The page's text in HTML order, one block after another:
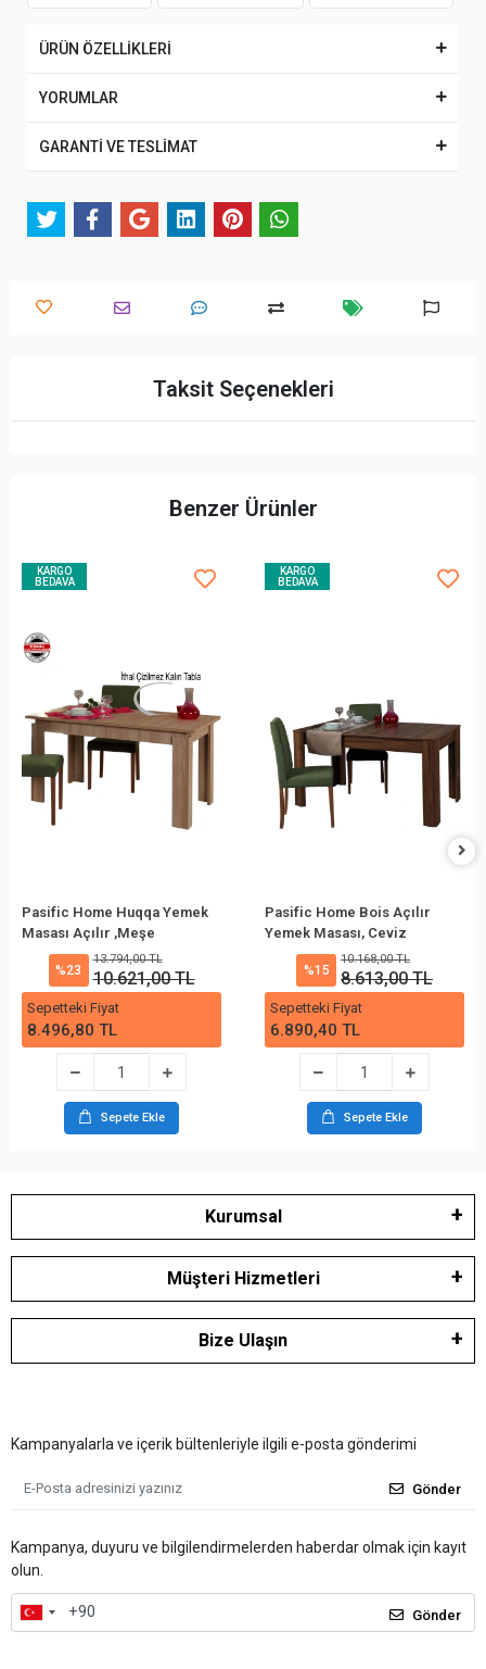
ÜRÜN ÖZELLİKLERİ
YORUMLAR
GARANTİ VE TESLİMAT
Taksit Seçenekleri
Benzer Ürünler
KARGO
BEDAVA
Pasific Home Huqqa Yemek
Masası Açılır ,Meşe
%23
13.794,00 TL
10.621,00 TL
Sepetteki Fiyat
8.496,80 TL
Sepete Ekle
KARGO
BEDAVA
Pasific Home Bois Açılır
Yemek Masası, Ceviz
%15
10.168,00 TL
8.613,00 TL
Sepetteki Fiyat
6.890,40 TL
Sepete Ekle
Kurumsal
Müşteri Hizmetleri
Bize Ulaşın
Kampanyalarla ve içerik bültenleriyle ilgili e-posta gönderimi
Gönder
Kampanya, duyuru ve bilgilendirmelerden haberdar olmak için kayıt
olun.
Gönder